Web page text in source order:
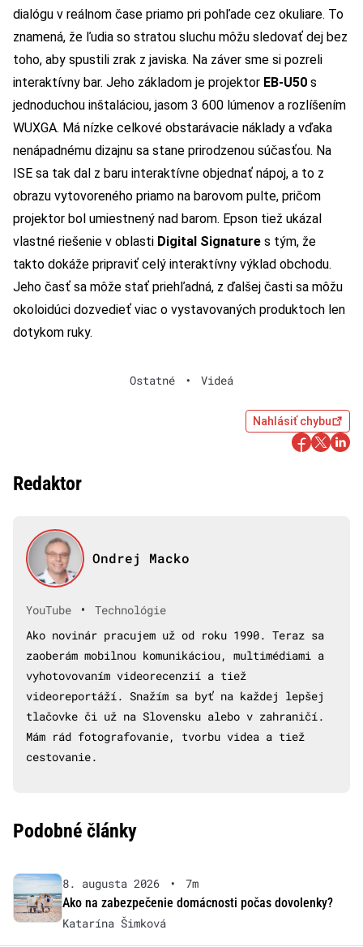
dialógu v reálnom čase priamo pri pohľade cez okuliare. To
znamená, že ľudia so stratou sluchu môžu sledovať dej bez
toho, aby spustili zrak z javiska. Na záver sme si pozreli
interaktívny bar. Jeho základom je projektor EB-U50 s
jednoduchou inštaláciou, jasom 3 600 lúmenov a rozlíšením
WUXGA. Má nízke celkové obstarávacie náklady a vďaka
nenápadnému dizajnu sa stane prirodzenou súčasťou. Na
ISE sa tak dal z baru interaktívne objednať nápoj, a to z
obrazu vytovoreného priamo na barovom pulte, pričom
projektor bol umiestnený nad barom. Epson tiež ukázal
vlastné riešenie v oblasti Digital Signature s tým, že
takto dokáže pripraviť celý interaktívny výklad obchodu.
Jeho časť sa môže stať priehľadná, z ďalšej časti sa môžu
okoloidúci dozvedieť viac o vystavovaných produktoch len
dotykom ruky.
Ostatné • Videá
Nahlásiť chybu
Redaktor
Ondrej Macko
YouTube •
Technológie
Ako novinár pracujem už od roku 1990. Teraz sa
zaoberám mobilnou komunikáciou, multimédiami a
vyhotovovaním videorecenzií a tiež
videoreportáží. Snažím sa byť na každej lepšej
tlačovke či už na Slovensku alebo v zahraničí.
Mám rád fotografovanie, tvorbu videa a tiež
cestovanie.
Podobné články
8. augusta 2026 •
7m
Ako na zabezpečenie domácnosti počas dovolenky?
Katarína Šimková